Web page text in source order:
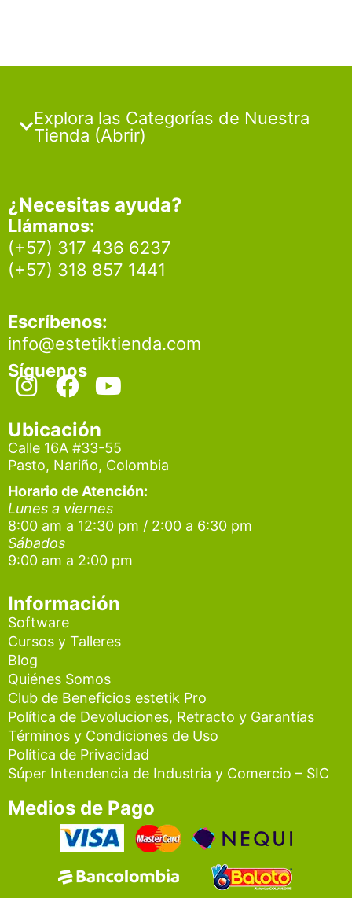
Explora las Categorías de Nuestra
Tienda (Abrir)
¿Necesitas ayuda?
Llámanos:
(+57) 317 436 6237
(+57) 318 857 1441
Escríbenos:
info@estetiktienda.com
Síguenos
I
n
s
t
a
g
r
a
m
F
a
c
e
b
o
o
Y
o
t
u
b
e
Ubicación
Calle 16A #33-55
Pasto, Nariño, Colombia
Horario de Atención:
Lunes a viernes
8:00 am a 12:30 pm / 2:00 a 6:30 pm
Sábados
9:00 am a 2:00 pm
Información
Software
Cursos y Talleres
Blog
Quiénes Somos
Club de Beneficios estetik Pro
Política de Devoluciones, Retracto y Garantías
Términos y Condiciones de Uso
Política de Privacidad
Súper Intendencia de Industria y Comercio – SIC
Medios de Pago